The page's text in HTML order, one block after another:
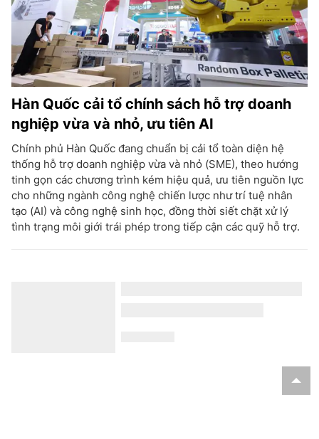
Hàn Quốc cải tổ chính sách hỗ trợ doanh
nghiệp vừa và nhỏ, ưu tiên AI
Chính phủ Hàn Quốc đang chuẩn bị cải tổ toàn diện hệ
thống hỗ trợ doanh nghiệp vừa và nhỏ (SME), theo hướng
tinh gọn các chương trình kém hiệu quả, ưu tiên nguồn lực
cho những ngành công nghệ chiến lược như trí tuệ nhân
tạo (AI) và công nghệ sinh học, đồng thời siết chặt xử lý
tình trạng môi giới trái phép trong tiếp cận các quỹ hỗ trợ.